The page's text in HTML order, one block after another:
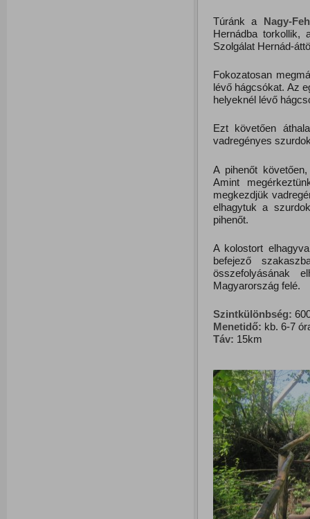
Túránk a Nagy-
Hernádba torkollik,
Szolgálat Hernád-
Fokozatosan
lévő hágcsókat. Az
helyeknél lévő
Ezt követően
vadregényes
A pihenőt
Amint
megkezdjük
elhagytuk a
pihenőt.
A kolostort
befejező
összefolyásának
Magyarország felé.
Szintkülönbség:
Menetidő: kb. 6-7
Táv: 15km